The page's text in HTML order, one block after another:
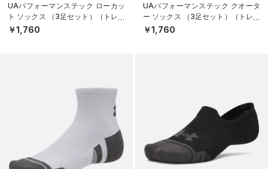
UAパフォーマンステック ローカッ
ト ソックス （3足セット）（トレー
ニング/UNISEX）
￥1,760
UAパフォーマンステック クオータ
ー ソックス （3足セット）（トレー
ニング/UNISEX）
￥1,760